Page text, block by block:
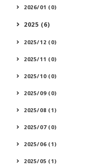
2026/01 (0)
2025 (6)
2025/12 (0)
2025/11 (0)
2025/10 (0)
2025/09 (0)
2025/08 (1)
2025/07 (0)
2025/06 (1)
2025/05 (1)